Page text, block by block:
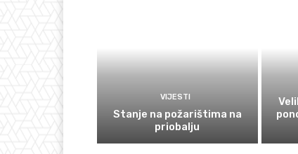
VIJESTI
Stanje na požarištima na
priobalju